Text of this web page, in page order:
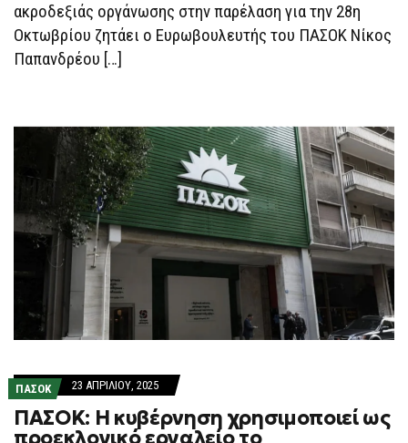
ακροδεξιάς οργάνωσης στην παρέλαση για την 28η
Οκτωβρίου ζητάει ο Ευρωβουλευτής του ΠΑΣΟΚ Νίκος
Παπανδρέου […]
ΠΑΣΟΚ 23 ΑΠΡΙΛΊΟΥ, 2025
ΠΑΣΟΚ: Η κυβέρνηση χρησιμοποιεί ως
προεκλογικό εργαλείο το